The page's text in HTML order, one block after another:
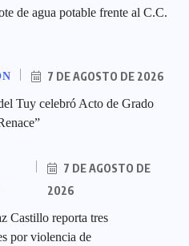
de agua potable frente al C.C.
7 DE AGOSTO DE 2026
Tuy celebró Acto de Grado
7 DE AGOSTO DE
2026
Castillo reporta tres
por violencia de